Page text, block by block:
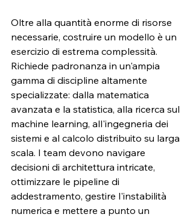
Oltre alla quantità enorme di risorse
necessarie, costruire un modello è un
esercizio di estrema complessità.
Richiede padronanza in un'ampia
gamma di discipline altamente
specializzate: dalla matematica
avanzata e la statistica, alla ricerca sul
machine learning, all'ingegneria dei
sistemi e al calcolo distribuito su larga
scala. I team devono navigare
decisioni di architettura intricate,
ottimizzare le pipeline di
addestramento, gestire l'instabilità
numerica e mettere a punto un